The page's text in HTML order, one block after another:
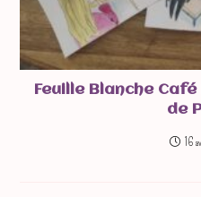
Feuille Blanche
de
16